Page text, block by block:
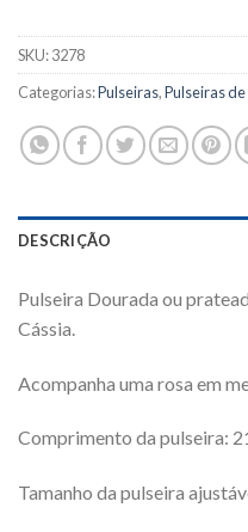
SKU:3278
Categorias:Pulseiras,Pulseiras
DESCRIÇÃO
Pulseira Dourada ou
Cássia.
Acompanha uma rosa em
Comprimento da pulseira:
Tamanho da pulseira